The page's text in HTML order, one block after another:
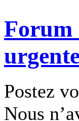
Forum
Postez
Nous